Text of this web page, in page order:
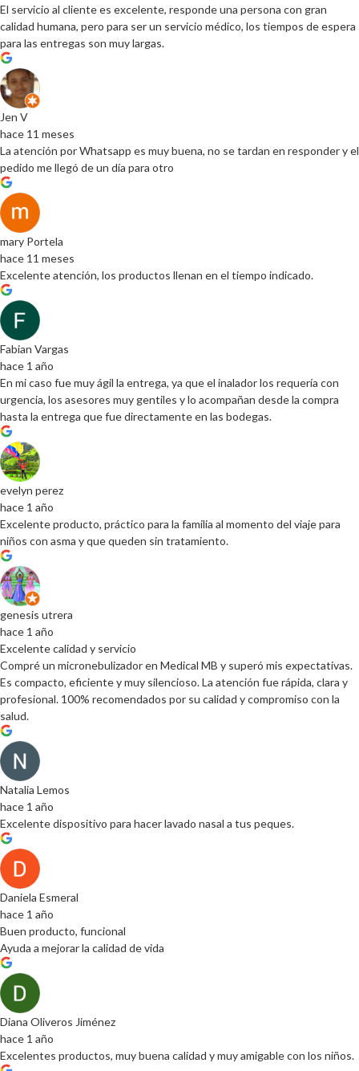
El servicio al cliente es excelente, responde una persona con gran
calidad humana, pero para ser un servicio médico, los tiempos de espera
para las entregas son muy largas.
Jen V
hace 11 meses
La atención por Whatsapp es muy buena, no se tardan en responder y el
pedido me llegó de un día para otro
mary Portela
hace 11 meses
Excelente atención, los productos llenan en el tiempo indicado.
Fabian Vargas
hace 1 año
En mi caso fue muy ágil la entrega, ya que el inalador los requería con
urgencia, los asesores muy gentiles y lo acompañan desde la compra
hasta la entrega que fue directamente en las bodegas.
evelyn perez
hace 1 año
Excelente producto, práctico para la familia al momento del viaje para
niños con asma y que queden sin tratamiento.
genesis utrera
hace 1 año
Excelente calidad y servicio
Compré un micronebulizador en Medical MB y superó mis expectativas.
Es compacto, eficiente y muy silencioso. La atención fue rápida, clara y
profesional. 100% recomendados por su calidad y compromiso con la
salud.
Natalia Lemos
hace 1 año
Excelente dispositivo para hacer lavado nasal a tus peques.
Daniela Esmeral
hace 1 año
Buen producto, funcional
Ayuda a mejorar la calidad de vida
Diana Oliveros Jiménez
hace 1 año
Excelentes productos, muy buena calidad y muy amigable con los niños.